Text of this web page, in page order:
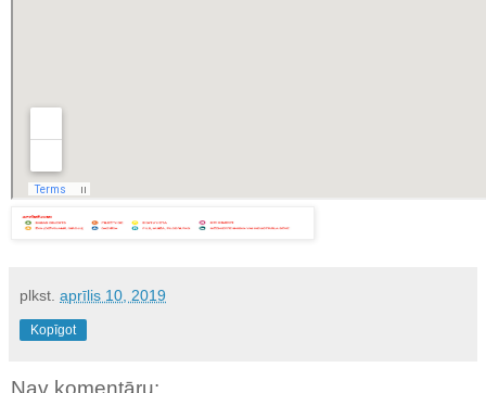
plkst. aprīlis 10, 2019
Kopīgot
Nav komentāru: